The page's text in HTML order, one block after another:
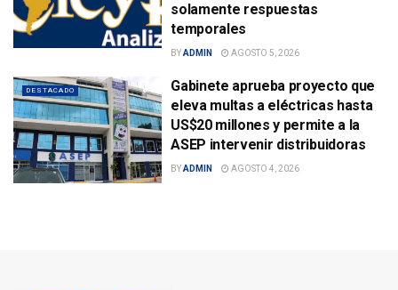
solamente respuestas
temporales
BYADMIN AGOSTO 5, 2026
DESTACADO
Gabinete aprueba proyecto que
eleva multas a eléctricas hasta
US$20 millones y permite a la
ASEP intervenir distribuidoras
BYADMIN AGOSTO 4, 2026